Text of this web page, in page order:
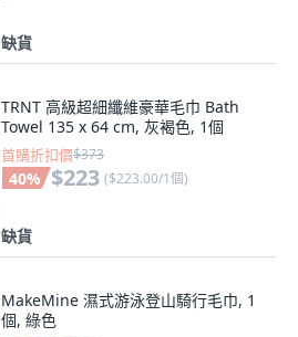
缺貨
TRNT 高級超細纖維豪華毛巾 Bath
Towel 135 x 64 cm, 灰褐色, 1個
首購折扣價$373
40% $223 ($223.00/1個)
缺貨
MakeMine 濕式游泳登山騎行毛巾, 1
個, 綠色